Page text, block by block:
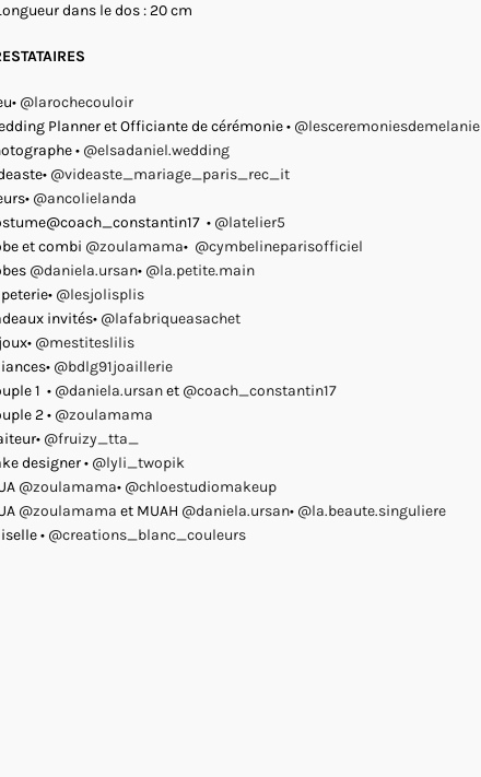
dans le dos : 20 cm
@larochecouloir
Planner et Officiante de cérémonie • @lesceremoniesdemelanie
• @elsadaniel.wedding
@videaste_mariage_paris_rec_it
@ancolielanda
• @latelier5
et combi @zoulamama• @cymbelineparisofficiel
@daniela.ursan• @la.petite.main
@lesjolisplis
invités• @lafabriqueasachet
@mestiteslilis
@bdlg91joaillerie
1 • @daniela.ursanet @coach_constantin17
2 • @zoulamama
@fruizy_tta_
designer • @lyli_twopik
@zoulamama• @chloestudiomakeup
@zoulamama et MUAH @daniela.ursan• @la.beaute.singuliere
• @creations_blanc_couleurs